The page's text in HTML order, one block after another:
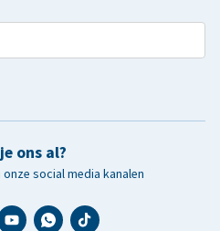
ons al?
social media kanalen